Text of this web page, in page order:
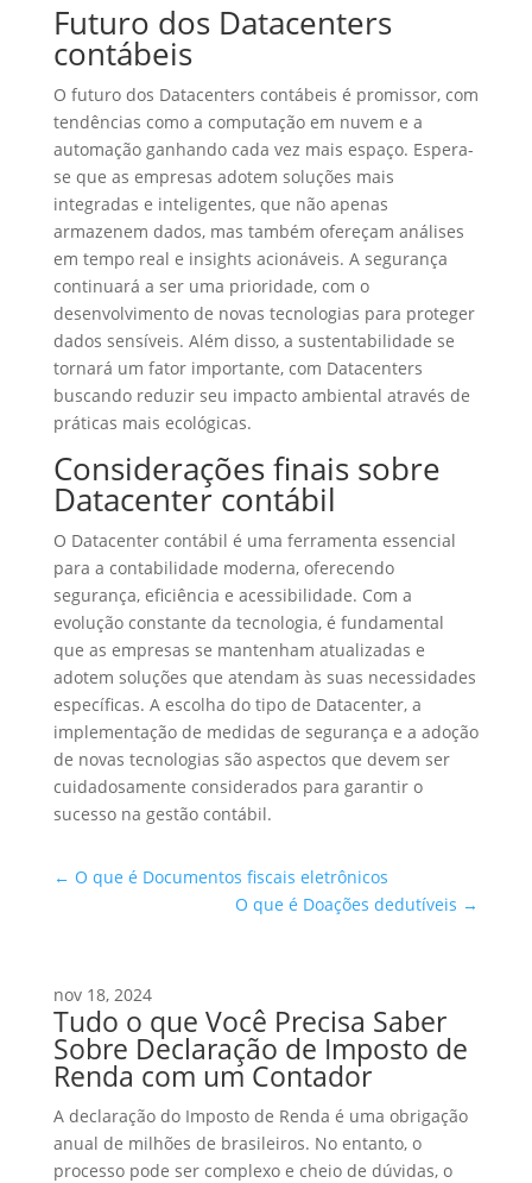
Futuro dos Datacenters
contábeis
O futuro dos Datacenters contábeis é promissor, com
tendências como a computação em nuvem e a
automação ganhando cada vez mais espaço. Espera-
se que as empresas adotem soluções mais
integradas e inteligentes, que não apenas
armazenem dados, mas também ofereçam análises
em tempo real e insights acionáveis. A segurança
continuará a ser uma prioridade, com o
desenvolvimento de novas tecnologias para proteger
dados sensíveis. Além disso, a sustentabilidade se
tornará um fator importante, com Datacenters
buscando reduzir seu impacto ambiental através de
práticas mais ecológicas.
Considerações finais sobre
Datacenter contábil
O Datacenter contábil é uma ferramenta essencial
para a contabilidade moderna, oferecendo
segurança, eficiência e acessibilidade. Com a
evolução constante da tecnologia, é fundamental
que as empresas se mantenham atualizadas e
adotem soluções que atendam às suas necessidades
específicas. A escolha do tipo de Datacenter, a
implementação de medidas de segurança e a adoção
de novas tecnologias são aspectos que devem ser
cuidadosamente considerados para garantir o
sucesso na gestão contábil.
← O que é Documentos fiscais eletrônicos
O que é Doações dedutíveis →
nov 18, 2024
Tudo o que Você Precisa Saber
Sobre Declaração de Imposto de
Renda com um Contador
A declaração do Imposto de Renda é uma obrigação
anual de milhões de brasileiros. No entanto, o
processo pode ser complexo e cheio de dúvidas, o